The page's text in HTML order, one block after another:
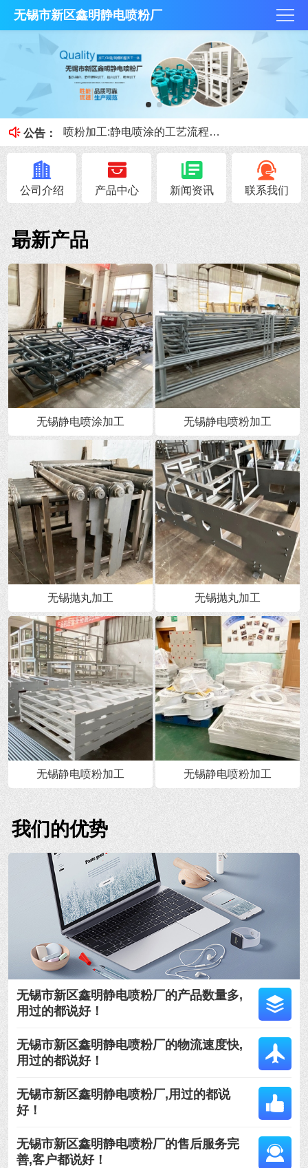
无锡市新区鑫明静电喷粉厂
公告：
抛丸技术和酸洗磷化那个好？
何为酸洗磷化？今天鑫明静电喷粉厂小课堂就跟大家讲讲。
喷粉加工:静电喷涂的工艺流程和优缺点
喷砂、抛丸的区别
钣金加工展开注意事项！
公司介绍 产品中心 新闻资讯 联系我们
朂新产品
无锡静电喷涂加工 无锡静电喷粉加工
无锡抛丸加工 无锡抛丸加工
无锡静电喷粉加工 无锡静电喷粉加工
我们的优势
无锡市新区鑫明静电喷粉厂的产品数量多,
用过的都说好！
无锡市新区鑫明静电喷粉厂的物流速度快,
用过的都说好！
无锡市新区鑫明静电喷粉厂,用过的都说
好！
无锡市新区鑫明静电喷粉厂的售后服务完
善,客户都说好！